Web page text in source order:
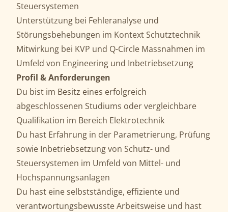
Steuersystemen
Unterstützung bei Fehleranalyse und
Störungsbehebungen im Kontext Schutztechnik
Mitwirkung bei KVP und Q-Circle Massnahmen im
Umfeld von Engineering und Inbetriebsetzung
Profil & Anforderungen
Du bist im Besitz eines erfolgreich
abgeschlossenen Studiums oder vergleichbare
Qualifikation im Bereich Elektrotechnik
Du hast Erfahrung in der Parametrierung, Prüfung
sowie Inbetriebsetzung von Schutz- und
Steuersystemen im Umfeld von Mittel- und
Hochspannungsanlagen
Du hast eine selbstständige, effiziente und
verantwortungsbewusste Arbeitsweise und hast